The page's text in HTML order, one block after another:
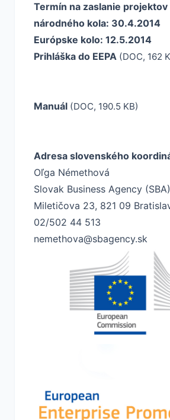
Termín na zaslanie projektov
národného kola: 30.4.2014
Európske kolo: 12.5.2014
Prihláška do EEPA (DOC, 162
Manuál (DOC, 190.5 KB)
Adresa slovenského
Oľga Némethová
Slovak Business Agency (SBA)
Miletičova 23, 821 09
02/502 44 513
nemethova@sbagency.sk